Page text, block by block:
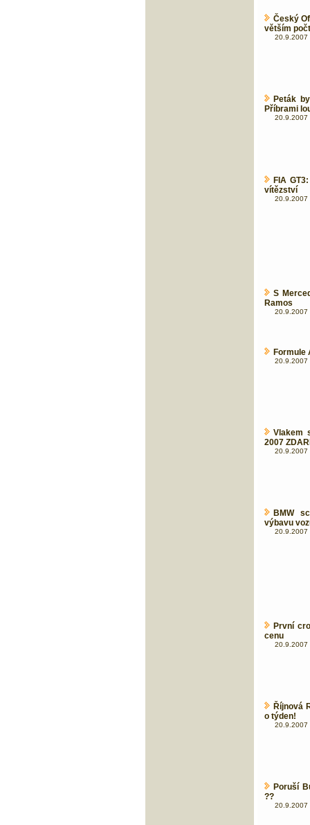
Český
větším
20.9.2007
Peták
Příbrami
20.9.2007
FIA
vítězství
20.9.2007
S
Ramos
20.9.2007
Formule
20.9.2007
Vlakem
2007
20.9.2007
BMW
výbavu
20.9.2007
První
cenu
20.9.2007
Říjnová
o týden!
20.9.2007
Poruší
??
20.9.2007